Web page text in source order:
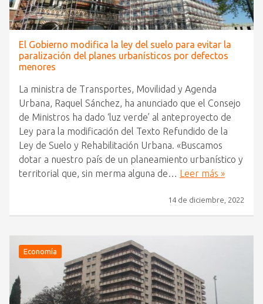
El Gobierno modifica la ley del suelo para evitar la
paralización del planes urbanísticos por defectos
menores
La ministra de Transportes, Movilidad y Agenda
Urbana, Raquel Sánchez, ha anunciado que el Consejo
de Ministros ha dado ‘luz verde’ al anteproyecto de
Ley para la modificación del Texto Refundido de la
Ley de Suelo y Rehabilitación Urbana. «Buscamos
dotar a nuestro país de un planeamiento urbanístico y
territorial que, sin merma alguna de… Leer más »
14 de diciembre, 2022
Economía